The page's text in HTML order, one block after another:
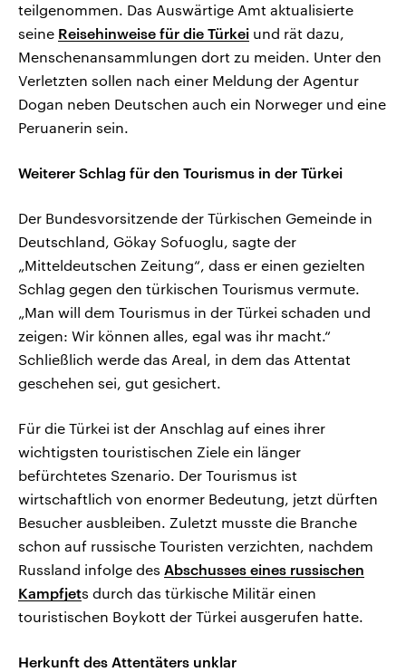
teilgenommen. Das Auswärtige Amt aktualisierte
seine Reisehinweise für die Türkei und rät dazu,
Menschenansammlungen dort zu meiden. Unter den
Verletzten sollen nach einer Meldung der Agentur
Dogan neben Deutschen auch ein Norweger und eine
Peruanerin sein.
Weiterer Schlag für den Tourismus in der Türkei
Der Bundesvorsitzende der Türkischen Gemeinde in
Deutschland, Gökay Sofuoglu, sagte der
„Mitteldeutschen Zeitung“, dass er einen gezielten
Schlag gegen den türkischen Tourismus vermute.
„Man will dem Tourismus in der Türkei schaden und
zeigen: Wir können alles, egal was ihr macht.“
Schließlich werde das Areal, in dem das Attentat
geschehen sei, gut gesichert.
Für die Türkei ist der Anschlag auf eines ihrer
wichtigsten touristischen Ziele ein länger
befürchtetes Szenario. Der Tourismus ist
wirtschaftlich von enormer Bedeutung, jetzt dürften
Besucher ausbleiben. Zuletzt musste die Branche
schon auf russische Touristen verzichten, nachdem
Russland infolge des Abschusses eines russischen
Kampfjets durch das türkische Militär einen
touristischen Boykott der Türkei ausgerufen hatte.
Herkunft des Attentäters unklar